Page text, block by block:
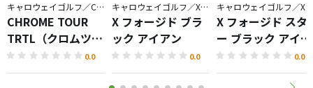
キャロウェイゴルフ／CHROME
CHROME TOUR
TRTL（クロムツア
ータートル）ボー
ル
0.0
キャロウェイゴルフ／X FORGED
X フォージド ブラ
ック アイアン
0.0
X フォージド スタ
ー ブラック アイア
ン
0.0